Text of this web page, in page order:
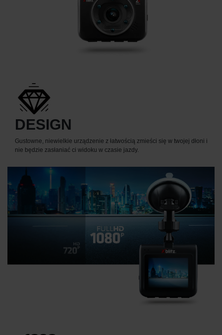
DESIGN
Gustowne, niewielkie urządzenie z łatwością zmieści się w twojej dłoni i
nie będzie zasłaniać ci widoku w czasie jazdy.